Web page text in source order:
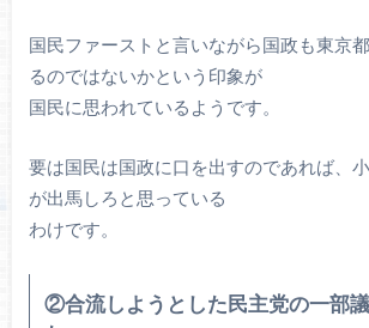
国民ファーストと言いながら国政も東京
るのではないかという印象が
国民に思われているようです。
要は国民は国政に口を出すのであれば、
が出馬しろと思っている
わけです。
②合流しようとした民主党の一部